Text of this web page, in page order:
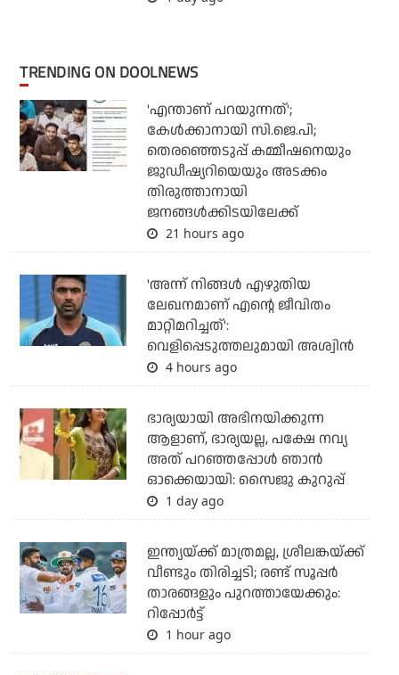
TRENDING ON DOOLNEWS
'എന്താണ് പറയുന്നത്';
കേള്‍ക്കാനായി സി.ജെ.പി;
തെരഞ്ഞെടുപ്പ് കമ്മീഷനെയും
ജുഡീഷ്യറിയെയും അടക്കം
തിരുത്താനായി
ജനങ്ങള്‍ക്കിടയിലേക്ക്
21 hours ago
'അന്ന് നിങ്ങള്‍ എഴുതിയ
ലേഖനമാണ് എന്റെ ജീവിതം
മാറ്റിമറിച്ചത്':
വെളിപ്പെടുത്തലുമായി അശ്വിന്‍
4 hours ago
ഭാര്യയായി അഭിനയിക്കുന്ന
ആളാണ്, ഭാര്യയല്ല, പക്ഷേ നവ്യ
അത് പറഞ്ഞപ്പോള്‍ ഞാന്‍
ഓക്കെയായി: സൈജു കുറുപ്പ്
1 day ago
ഇന്ത്യയ്ക്ക് മാത്രമല്ല, ശ്രീലങ്കയ്ക്ക്
വീണ്ടും തിരിച്ചടി; രണ്ട് സൂപ്പര്‍
താരങ്ങളും പുറത്തായേക്കും:
റിപ്പോര്‍ട്ട്
1 hour ago